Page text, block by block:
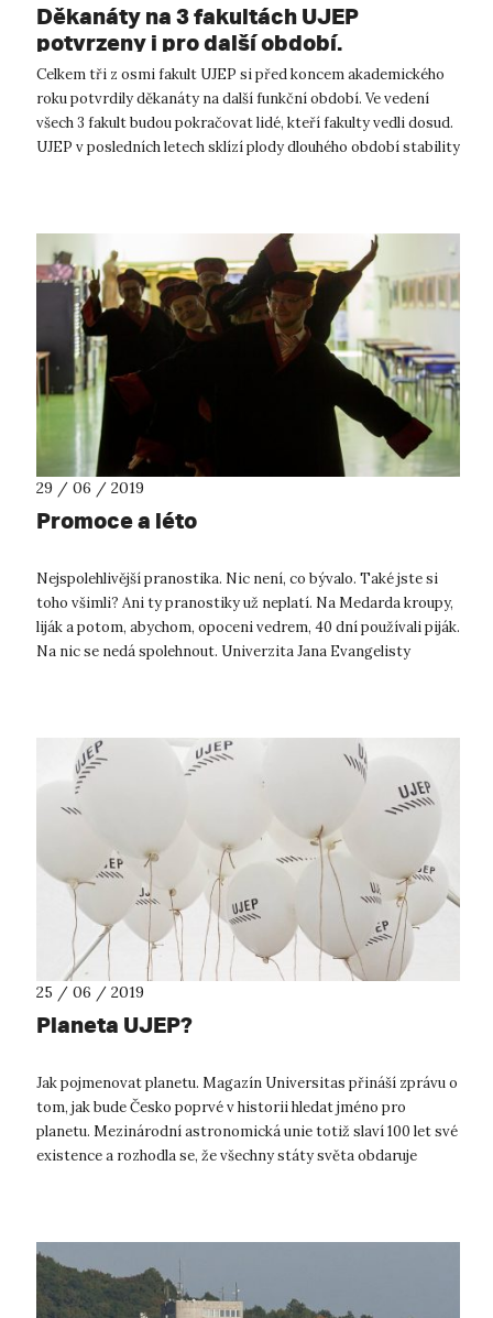
Děkanáty na 3 fakultách UJEP
potvrzeny i pro další období.
Celkem tři z osmi fakult UJEP si před koncem akademického
roku potvrdily děkanáty na další funkční období. Ve vedení
všech 3 fakult budou pokračovat lidé, kteří fakulty vedli dosud.
UJEP v posledních letech sklízí plody dlouhého období stability
29 / 06 / 2019
Promoce a léto
Nejspolehlivější pranostika. Nic není, co bývalo. Také jste si
toho všimli? Ani ty pranostiky už neplatí. Na Medarda kroupy,
liják a potom, abychom, opoceni vedrem, 40 dní používali piják.
Na nic se nedá spolehnout. Univerzita Jana Evangelisty
25 / 06 / 2019
Planeta UJEP?
Jak pojmenovat planetu. Magazín Universitas přináší zprávu o
tom, jak bude Česko poprvé v historii hledat jméno pro
planetu. Mezinárodní astronomická unie totiž slaví 100 let své
existence a rozhodla se, že všechny státy světa obdaruje